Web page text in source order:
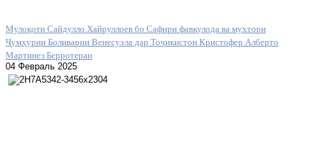
Мулоқоти Сайдулло Хайруллоев бо Сафири фавқулода ва мухтори
Ҷумҳурии Боливарии Венесуэла дар Тоҷикистон Кристофер Алберто
Мартинез Берротеран
04 Февраль 2025